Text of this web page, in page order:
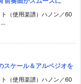
（使用楽譜）ハノン／60
スケール＆アルペジオを
（使用楽譜）ハノン／60